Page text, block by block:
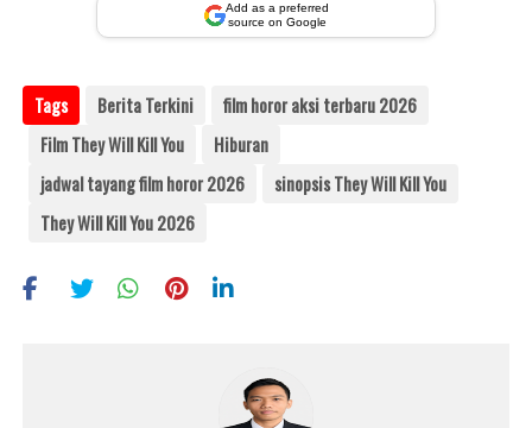
Add as a preferred
source on Google
Tags Berita Terkini
film horor aksi terbaru 2026
Film They Will Kill You
Hiburan
jadwal tayang film horor 2026
sinopsis They Will Kill You
They Will Kill You 2026